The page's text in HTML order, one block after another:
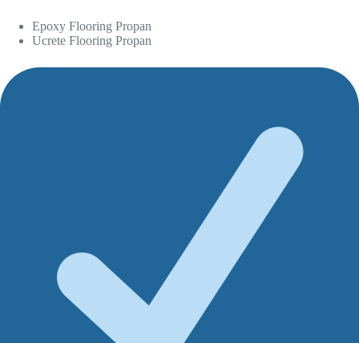
Epoxy Flooring Propan
Ucrete Flooring Propan